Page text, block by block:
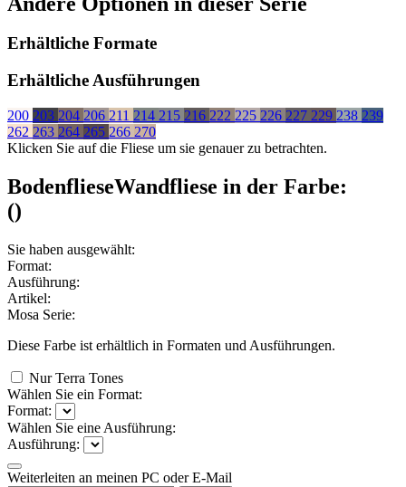
Erhältliche Formate
Erhältliche Ausführungen
200 203 204 206 211 214 215 216 222 225 226 227 229 238 239
262 263 264 265 266 270
Klicken Sie auf die Fliese um sie genauer zu betrachten.
BodenflieseWandfliese in der Farbe:
()
Sie haben ausgewählt:
Format:
Ausführung:
Artikel:
Mosa Serie:
Diese Farbe ist erhältlich in Formaten und Ausführungen.
Nur Terra Tones
Wählen Sie ein Format:
Format:
Wählen Sie eine Ausführung:
Ausführung:
Weiterleiten an meinen PC oder E-Mail